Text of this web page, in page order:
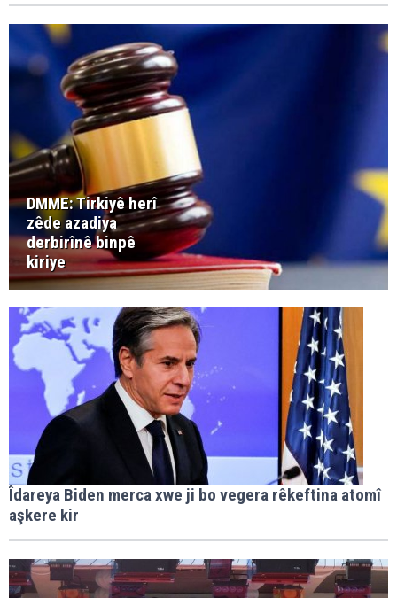
DMME: Tirkiyê herî
zêde azadiya
derbirînê binpê
kiriye
Îdareya Biden merca xwe ji bo vegera rêkeftina atomî
aşkere kir